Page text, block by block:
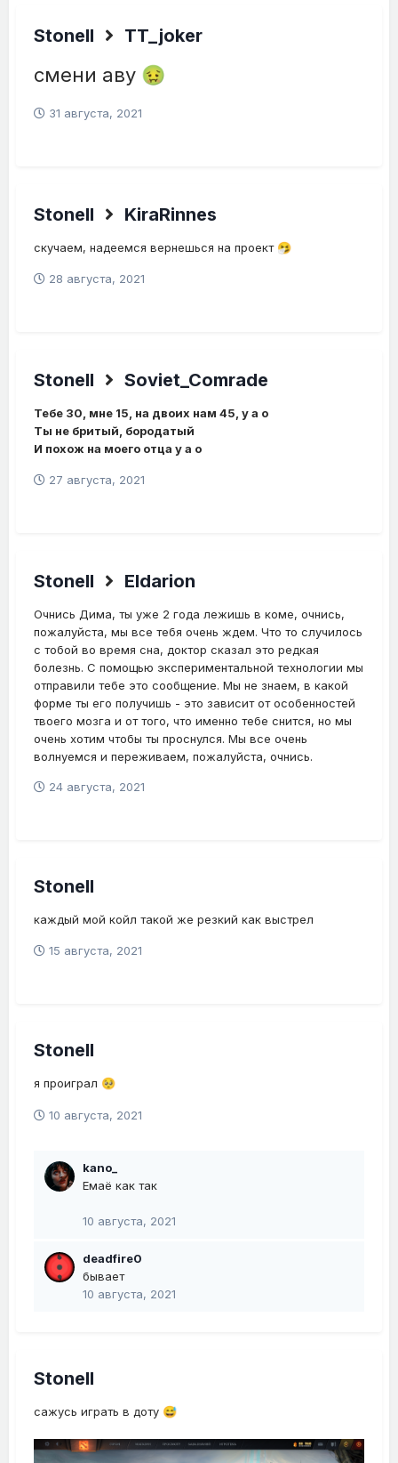
Stonell TT_joker
смени аву 🤢
31 августа, 2021
Stonell KiraRinnes
скучаем, надеемся вернешься на проект 🤧
28 августа, 2021
Stonell Soviet_Comrade
Тебе 30, мне 15, на двоих нам 45, у а о
Ты не бритый, бородатый
И похож на моего отца у а о
27 августа, 2021
Stonell Eldarion
Очнись Дима, ты уже 2 года лежишь в коме, очнись,
пожалуйста, мы все тебя очень ждем. Что то случилось
с тобой во время сна, доктор сказал это редкая
болезнь. С помощью экспериментальной технологии мы
отправили тебе это сообщение. Мы не знаем, в какой
форме ты его получишь - это зависит от особенностей
твоего мозга и от того, что именно тебе снится, но мы
очень хотим чтобы ты проснулся. Мы все очень
волнуемся и переживаем, пожалуйста, очнись.
24 августа, 2021
Stonell
каждый мой койл такой же резкий как выстрел
15 августа, 2021
Stonell
я проиграл 🥺
10 августа, 2021
kano_
Емаё как так
10 августа, 2021
deadfire0
бывает
10 августа, 2021
Stonell
сажусь играть в доту 😅